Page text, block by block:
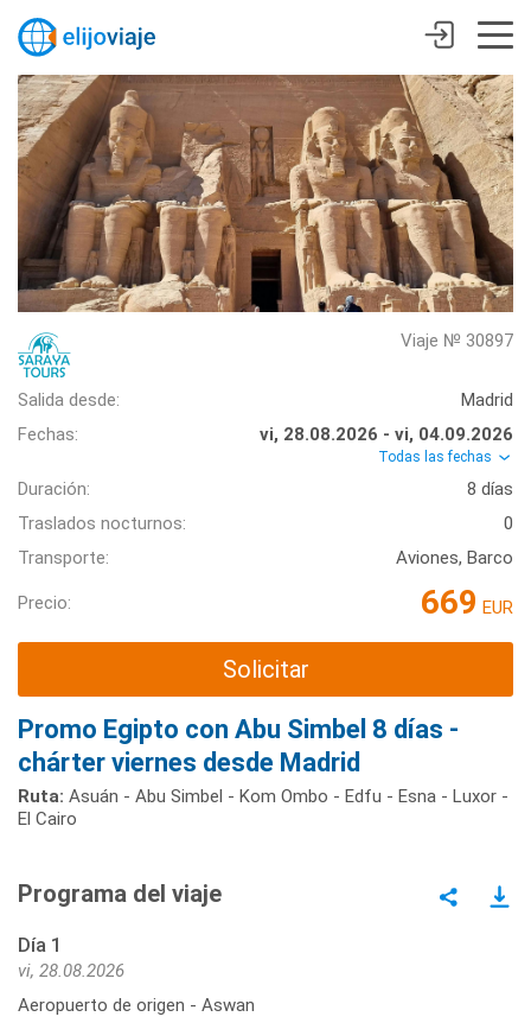
Viaje № 30897
Salida desde:
Madrid
Fechas:
vi, 28.08.2026 - vi, 04.09.2026
Todas las fechas
Duración:
8 días
Traslados nocturnos:
0
Transporte:
Aviones, Barco
Precio: 669 EUR
Solicitar
Promo Egipto con Abu Simbel 8 días -
chárter viernes desde Madrid
Ruta: Asuán - Abu Simbel - Kom Ombo - Edfu - Esna - Luxor -
El Cairo
Programa del viaje
Día 1
vi, 28.08.2026
Aeropuerto de origen - Aswan